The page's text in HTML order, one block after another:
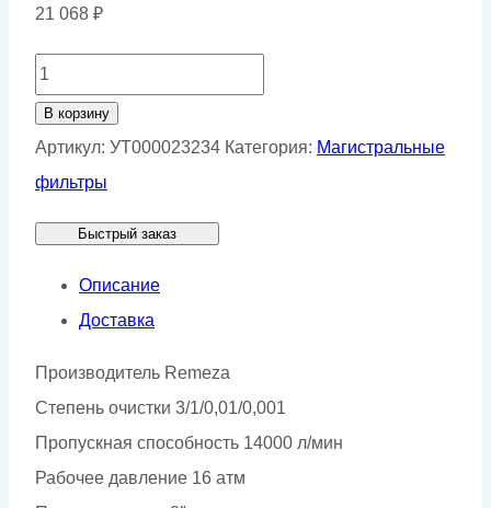
21 068 ₽
Количество
товара
Корпус
фильтра
HF-
мин)
В корзину
Артикул: УТ000023234 Категория: Магистральные
фильтры
Быстрый заказ
Описание
Доставка
Производитель Remeza
Степень очистки 3/1/0,01/0,001
Пропускная способность 14000 л/мин
Рабочее давление 16 атм